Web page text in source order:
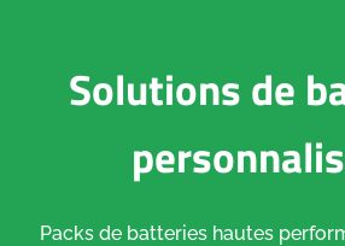
Solutions de
Packs de batteries hautes